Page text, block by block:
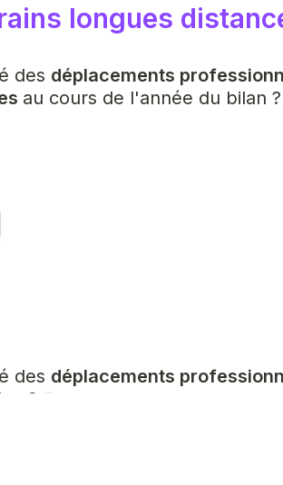
longues
des déplacements
au cours de l'année du bilan ?
des déplacements
?